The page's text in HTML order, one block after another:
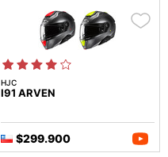
HJC
I91 ARVEN
$299.900